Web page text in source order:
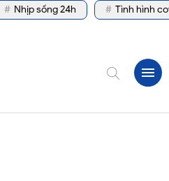
Nhịp sống 24h Tình hình